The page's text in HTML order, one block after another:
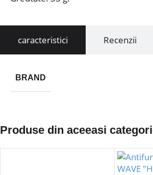
caracteristici Recenzii
BRAND
Produse din aceeasi